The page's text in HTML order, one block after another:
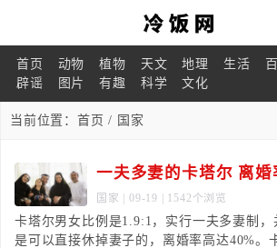
首页 动物 植物 天文 地理 生活
辟谣
图片 有趣 科学 文化
当前位置： 首页 / 国家
一夫多妻的卡塔尔 离婚
国家 | 09-19 | 1542个浏览
卡塔尔男女比例是1.9:1，实行一夫多妻制，
是可以直接休掉妻子的，离婚率高达40%。